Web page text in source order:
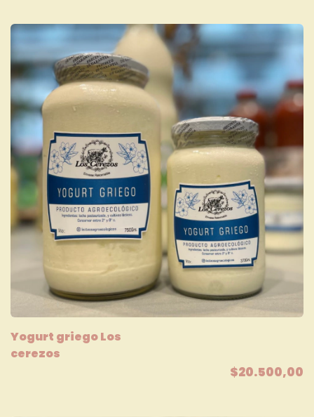
Yogurt griego Los
cerezos
$20.500,00